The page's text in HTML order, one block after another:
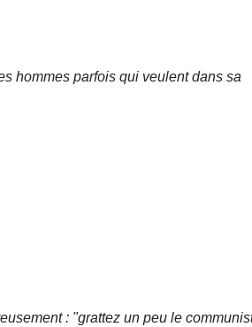
hommes parfois qui veulent dans sa
: "grattez un peu le